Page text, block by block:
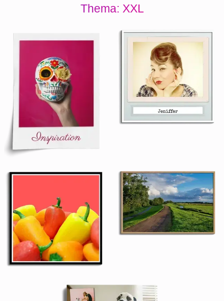
Thema: XXL